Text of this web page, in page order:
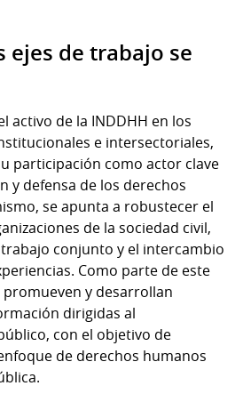
ejes de trabajo se
activo de la INDDHH en los
e intersectoriales,
participación como actor clave
y defensa de los derechos
se apunta a robustecer el
de la sociedad civil,
conjunto y el intercambio
Como parte de este
promueven y desarrollan
dirigidas al
con el objetivo de
de derechos humanos